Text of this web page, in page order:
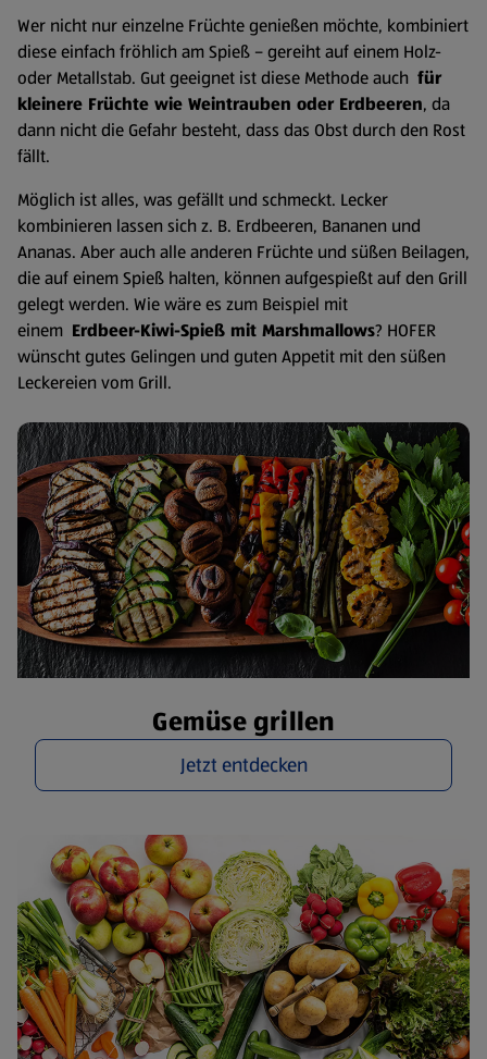
Wer nicht nur einzelne Früchte genießen möchte, kombiniert
diese einfach fröhlich am Spieß – gereiht auf einem Holz-
oder Metallstab. Gut geeignet ist diese Methode auch für
kleinere Früchte wie Weintrauben oder Erdbeeren, da
dann nicht die Gefahr besteht, dass das Obst durch den Rost
fällt.
Möglich ist alles, was gefällt und schmeckt. Lecker
kombinieren lassen sich z. B. Erdbeeren, Bananen und
Ananas. Aber auch alle anderen Früchte und süßen Beilagen,
die auf einem Spieß halten, können aufgespießt auf den Grill
gelegt werden. Wie wäre es zum Beispiel mit
einem Erdbeer-Kiwi-Spieß mit Marshmallows? HOFER
wünscht gutes Gelingen und guten Appetit mit den süßen
Leckereien vom Grill.
Gemüse grillen
Jetzt entdecken